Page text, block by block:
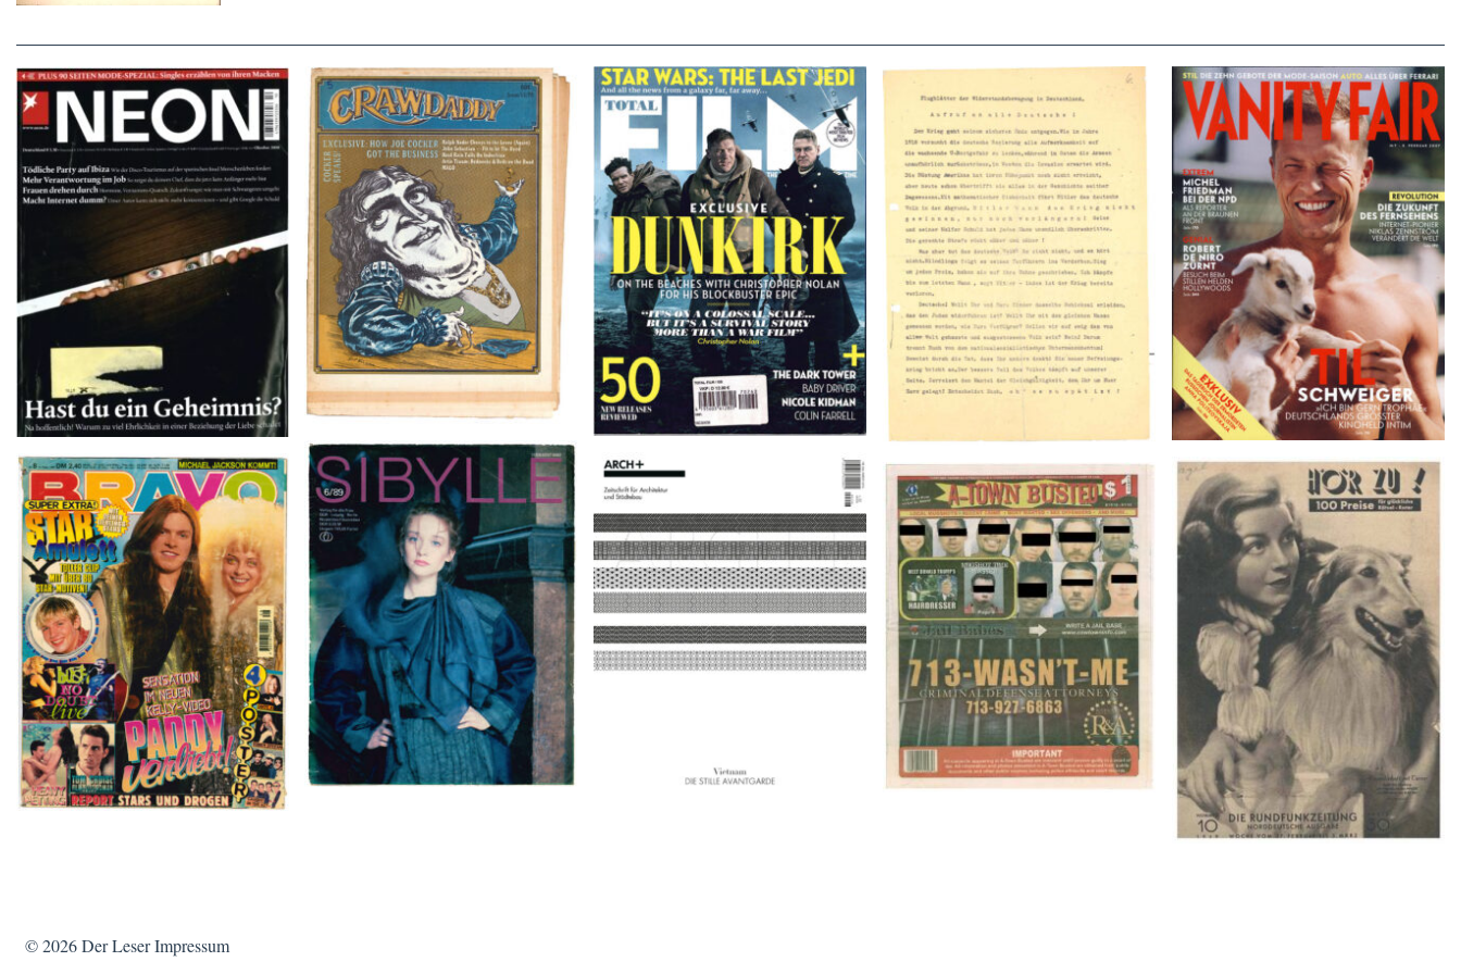
NEON – OKTOBER 2008 Crawdaddy – June/11/72
TOTAL FILM #260 – SUMMER
2017
Flugblätter der Weissen Rose – V,
Januar 1943
VANITY FAIR – Nr. 7 – 8.
Februar 2007
SIBYLLE 6/89 ARCH+ Nr. 226, Herbst 2016
BRAVO – Nr. 8, 13. Febr. 1997
HÖR ZU! – 1949, NUMMER 10,
Woche vom 27. Februar bis 05.
März
A-TOWN BUSTED – 8/15/16–
9/1/16
© 2026Der Leser Impressum